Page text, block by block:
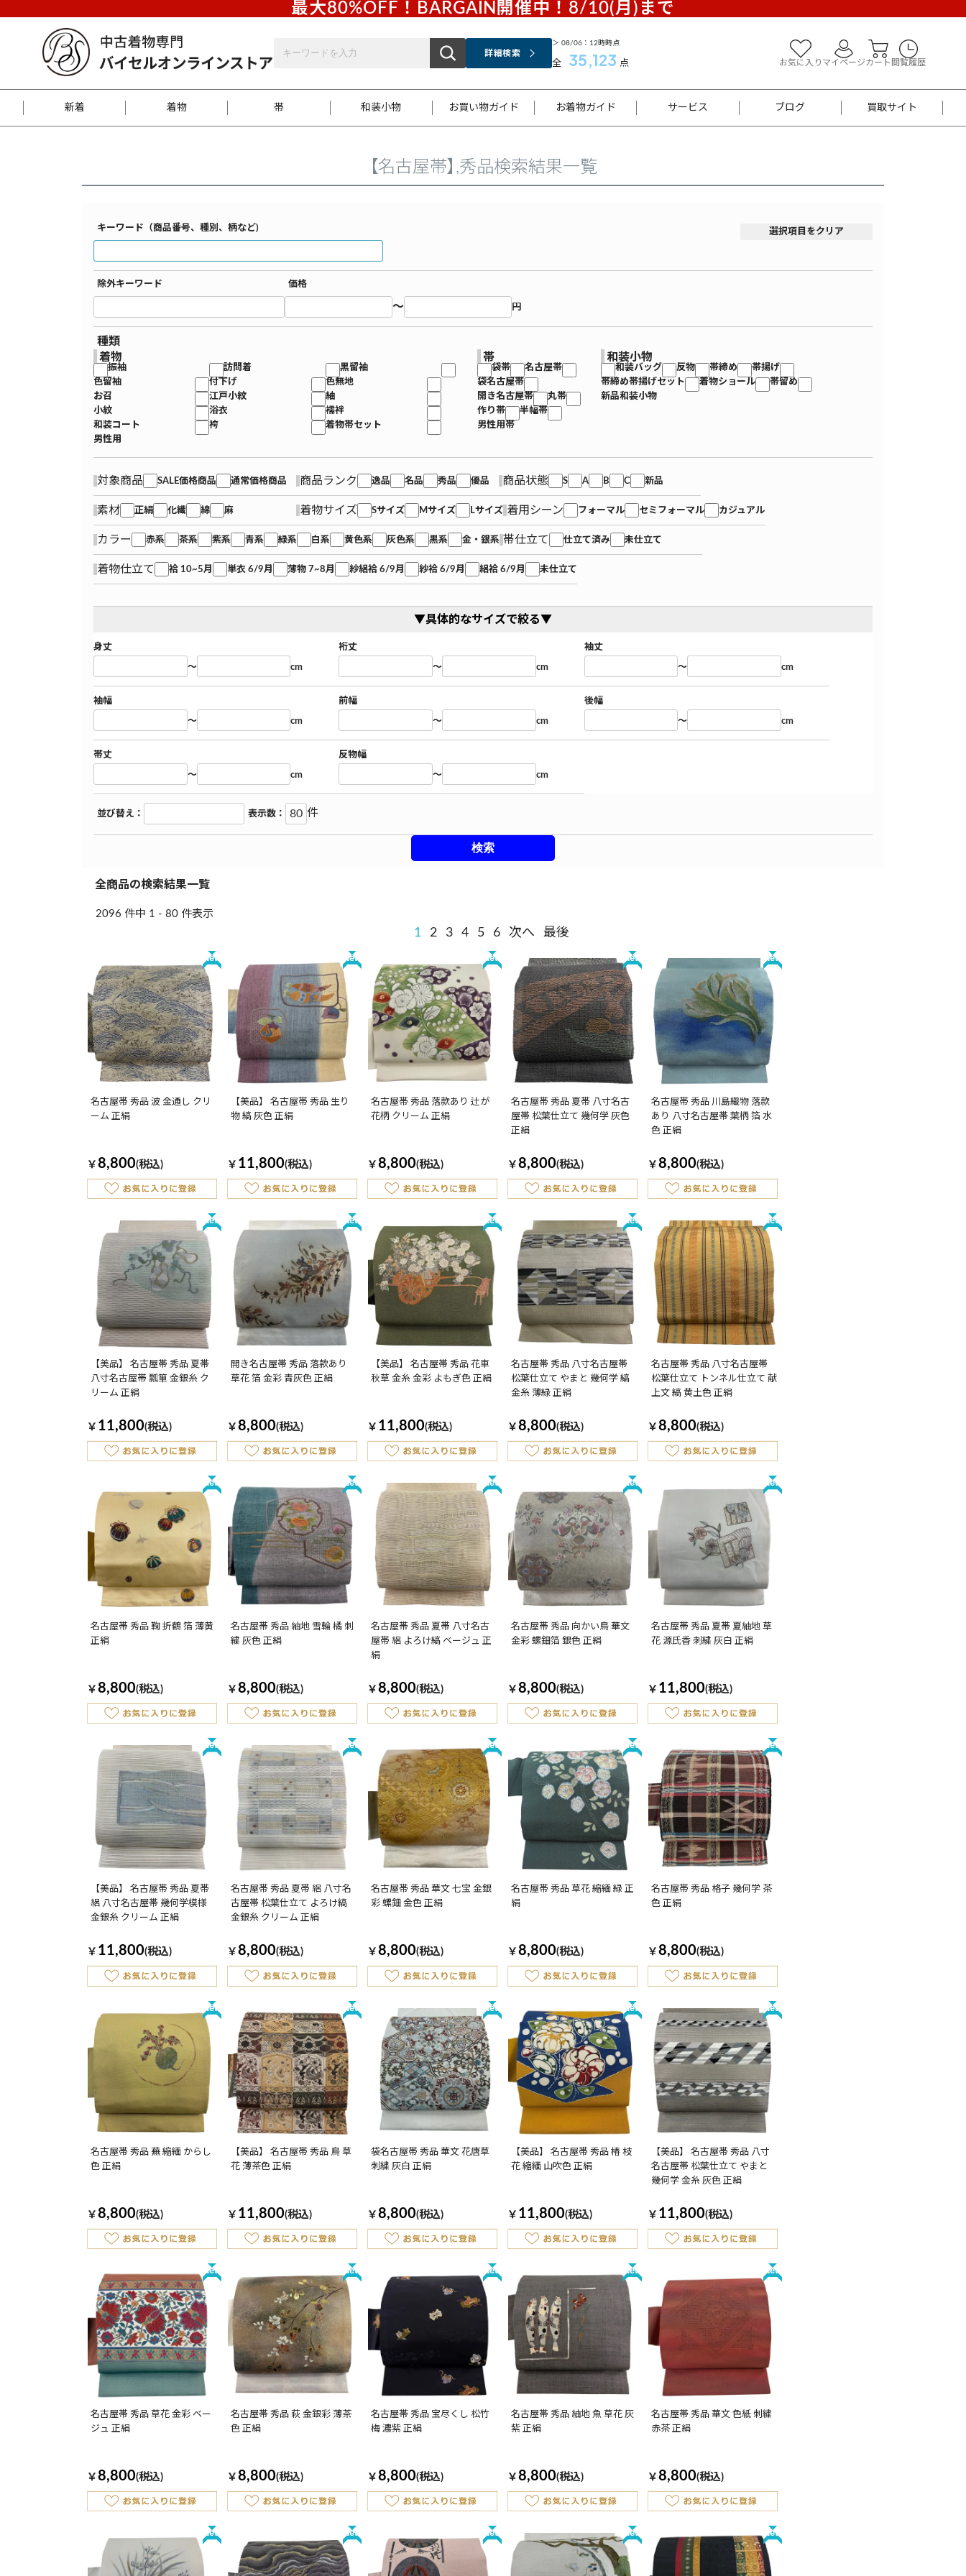
最大80%OFF！BARGAIN開催中！8/10(月)まで
詳細検索
＞ 08/06：12時時点
全 35,123 点 お気に入り マイページカート 閲覧履歴
新着 着物
セット
江戸小紋
帯 和装小物 お買い物ガイド
お支払いについて 着物参考サイズ/採寸について
お着物ガイド
はじめてのお着物ガイド サイズ案内 和色チャート集
サービス
新規会員登録 お問い合わせ
ブログ
着物知識 スタッフブログ
買取サイト
【名古屋帯】,秀品検索結果一覧
【名古屋帯】,秀品検索結果一覧
キーワード（商品番号、種別、柄など) 選択項目をクリア
除外キーワード 価格
～ 円
種類
着物
振袖 訪問着
黒留袖
色留袖
付下げ
色無地
お召
江戸小紋
紬
小紋
浴衣
襦袢
和装コート
袴
着物帯セット
男性用
帯
袋帯
名古屋帯
袋名古屋帯
開き名古屋帯
丸帯
作り帯
半幅帯
男性用帯
和装小物
和装バッグ 反物 帯締め
帯揚げ
帯締め帯揚げセット
着物ショール
帯留め
新品和装小物
対象商品 SALE価格商品 通常価格商品 商品ランク 逸品 名品 秀品 優品 商品状態 S A B C 新品
素材 正絹 化繊 綿 麻 着物サイズ Sサイズ Mサイズ Lサイズ 着用シーン フォーマル セミフォーマル カジュアル
カラー 赤系 茶系 紫系 青系 緑系 白系 黄色系 灰色系 黒系 金・銀系 帯仕立て 仕立て済み 未仕立て
着物仕立て 袷 10~5月 単衣 6/9月 薄物 7~8月 紗絽袷 6/9月 紗袷 6/9月 絽袷 6/9月 未仕立て
▼具体的なサイズで絞る▼
身丈
～ cm
裄丈
～ cm
袖丈
～ cm
袖幅
～ cm
前幅
～ cm
後幅
～ cm
帯丈
～ cm
反物幅
～ cm
並び替え： 表示数： 件
全商品の検索結果一覧
2096 件中 1 - 80 件表示
1 2 3 4 5 6 次へ 最後
New
名古屋帯 秀品 波 金通し クリ
ーム 正絹
￥ 8,800(税込)
New
【美品】 名古屋帯 秀品 生り
物 縞 灰色 正絹
￥ 11,800(税込)
New
名古屋帯 秀品 落款あり 辻が
花柄 クリーム 正絹
￥ 8,800(税込)
New
名古屋帯 秀品 夏帯 八寸名古
屋帯 松葉仕立て 幾何学 灰色
正絹
￥ 8,800(税込)
New
名古屋帯 秀品 川島織物 落款
あり 八寸名古屋帯 葉柄 箔 水
色 正絹
￥ 8,800(税込)
New
【美品】 名古屋帯 秀品 夏帯
八寸名古屋帯 瓢箪 金銀糸 ク
リーム 正絹
￥ 11,800(税込)
New
開き名古屋帯 秀品 落款あり
草花 箔 金彩 青灰色 正絹
￥ 8,800(税込)
New
【美品】 名古屋帯 秀品 花車
秋草 金糸 金彩 よもぎ色 正絹
￥ 11,800(税込)
New
名古屋帯 秀品 八寸名古屋帯
松葉仕立て やまと 幾何学 縞
金糸 薄緑 正絹
￥ 8,800(税込)
New
名古屋帯 秀品 八寸名古屋帯
松葉仕立て トンネル仕立て 献
上文 縞 黄土色 正絹
￥ 8,800(税込)
New
名古屋帯 秀品 鞠 折鶴 箔 薄黄
正絹
￥ 8,800(税込)
New
名古屋帯 秀品 紬地 雪輪 橘 刺
繍 灰色 正絹
￥ 8,800(税込)
New
名古屋帯 秀品 夏帯 八寸名古
屋帯 絽 よろけ縞 ベージュ 正
絹
￥ 8,800(税込)
New
名古屋帯 秀品 向かい鳥 華文
金彩 螺鈿箔 銀色 正絹
￥ 8,800(税込)
New
名古屋帯 秀品 夏帯 夏紬地 草
花 源氏香 刺繍 灰白 正絹
￥ 11,800(税込)
New
【美品】 名古屋帯 秀品 夏帯
絽 八寸名古屋帯 幾何学模様
金銀糸 クリーム 正絹
￥ 11,800(税込)
New
名古屋帯 秀品 夏帯 絽 八寸名
古屋帯 松葉仕立て よろけ縞
金銀糸 クリーム 正絹
￥ 8,800(税込)
New
名古屋帯 秀品 華文 七宝 金銀
彩 螺鈿 金色 正絹
￥ 8,800(税込)
New
名古屋帯 秀品 草花 縮緬 緑 正
絹
￥ 8,800(税込)
New
名古屋帯 秀品 格子 幾何学 茶
色 正絹
￥ 8,800(税込)
New
名古屋帯 秀品 蕪 縮緬 からし
色 正絹
￥ 8,800(税込)
New
【美品】 名古屋帯 秀品 鳥 草
花 薄茶色 正絹
￥ 11,800(税込)
New
袋名古屋帯 秀品 華文 花唐草
刺繍 灰白 正絹
￥ 8,800(税込)
New
【美品】 名古屋帯 秀品 椿 枝
花 縮緬 山吹色 正絹
￥ 11,800(税込)
New
【美品】 名古屋帯 秀品 八寸
名古屋帯 松葉仕立て やまと
幾何学 金糸 灰色 正絹
￥ 11,800(税込)
New
名古屋帯 秀品 草花 金彩 ベー
ジュ 正絹
￥ 8,800(税込)
New
名古屋帯 秀品 萩 金銀彩 薄茶
色 正絹
￥ 8,800(税込)
New
名古屋帯 秀品 宝尽くし 松竹
梅 濃紫 正絹
￥ 8,800(税込)
New
名古屋帯 秀品 紬地 魚 草花 灰
紫 正絹
￥ 8,800(税込)
New
名古屋帯 秀品 華文 色紙 刺繍
赤茶 正絹
￥ 8,800(税込)
New New New New New